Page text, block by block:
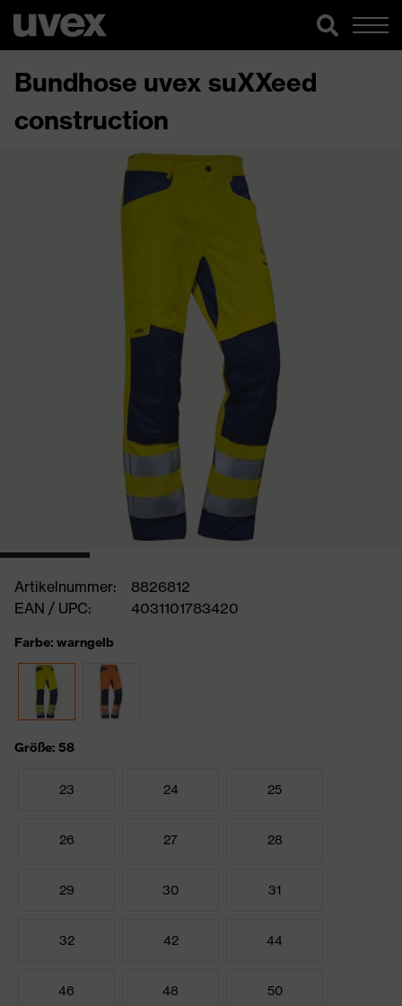
Bundhose uvex suXXeed
construction
Artikelnummer:
8826812
EAN / UPC:
4031101783420
Farbe: warngelb
Größe: 58
23 24 25
26 27 28
29 30 31
32 42 44
46 48 50